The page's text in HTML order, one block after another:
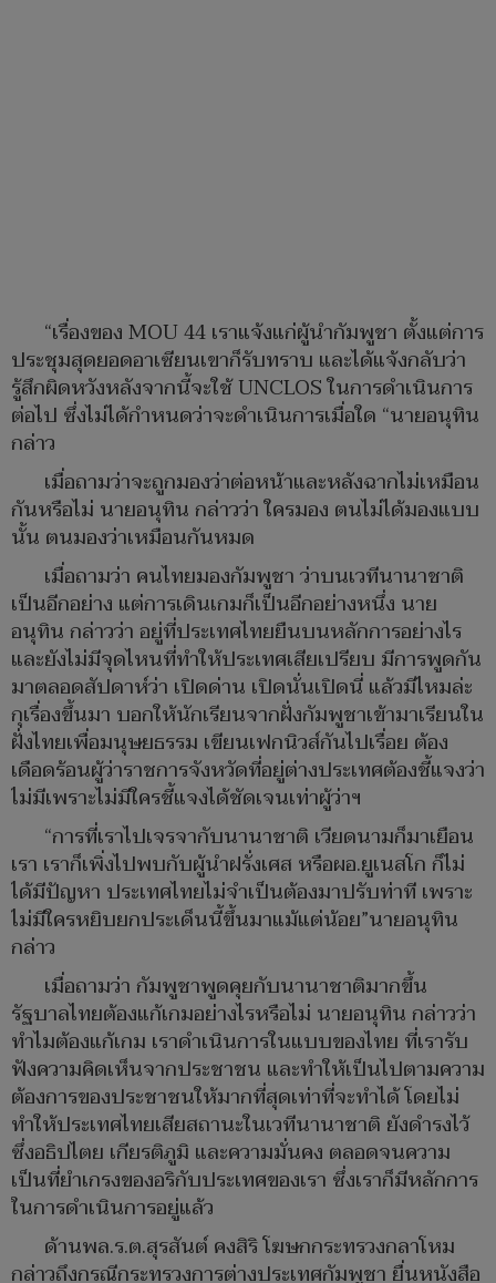
“เรื่องของ MOU 44 เราแจ้งแก่ผู้นำกัมพูชา ตั้งแต่การ
ประชุมสุดยอดอาเซียนเขาก็รับทราบ และได้แจ้งกลับว่า
รู้สึกผิดหวังหลังจากนี้จะใช้ UNCLOS ในการดำเนินการ
ต่อไป ซึ่งไม่ได้กำหนดว่าจะดำเนินการเมื่อใด “นายอนุทิน
กล่าว
เมื่อถามว่าจะถูกมองว่าต่อหน้าและหลังฉากไม่เหมือน
กันหรือไม่ นายอนุทิน กล่าวว่า ใครมอง ตนไม่ได้มองแบบ
นั้น ตนมองว่าเหมือนกันหมด
เมื่อถามว่า คนไทยมองกัมพูชา ว่าบนเวทีนานาชาติ
เป็นอีกอย่าง แต่การเดินเกมก็เป็นอีกอย่างหนึ่ง นาย
อนุทิน กล่าวว่า อยู่ที่ประเทศไทยยืนบนหลักการอย่างไร
และยังไม่มีจุดไหนที่ทำให้ประเทศเสียเปรียบ มีการพูดกัน
มาตลอดสัปดาห์ว่า เปิดด่าน เปิดนั่นเปิดนี่ แล้วมีไหมล่ะ
กุเรื่องขึ้นมา บอกให้นักเรียนจากฝั่งกัมพูชาเข้ามาเรียนใน
ฝั่งไทยเพื่อมนุษยธรรม เขียนเฟกนิวส์กันไปเรื่อย ต้อง
เดือดร้อนผู้ว่าราชการจังหวัดที่อยู่ต่างประเทศต้องชี้แจงว่า
ไม่มีเพราะไม่มีใครชี้แจงได้ชัดเจนเท่าผู้ว่าฯ
“การที่เราไปเจรจากับนานาชาติ เวียดนามก็มาเยือน
เรา เราก็เพิ่งไปพบกับผู้นำฝรั่งเศส หรือผอ.ยูเนสโก ก็ไม่
ได้มีปัญหา ประเทศไทยไม่จำเป็นต้องมาปรับท่าที เพราะ
ไม่มีใครหยิบยกประเด็นนี้ขึ้นมาแม้แต่น้อย”นายอนุทิน
กล่าว
เมื่อถามว่า กัมพูชาพูดคุยกับนานาชาติมากขึ้น
รัฐบาลไทยต้องแก้เกมอย่างไรหรือไม่ นายอนุทิน กล่าวว่า
ทำไมต้องแก้เกม เราดำเนินการในแบบของไทย ที่เรารับ
ฟังความคิดเห็นจากประชาชน และทำให้เป็นไปตามความ
ต้องการของประชาชนให้มากที่สุดเท่าที่จะทำได้ โดยไม่
ทำให้ประเทศไทยเสียสถานะในเวทีนานาชาติ ยังดำรงไว้
ซึ่งอธิปไตย เกียรติภูมิ และความมั่นคง ตลอดจนความ
เป็นที่ยำเกรงของอริกับประเทศของเรา ซึ่งเราก็มีหลักการ
ในการดำเนินการอยู่แล้ว
ด้านพล.ร.ต.สุรสันต์ คงสิริ โฆษกกระทรวงกลาโหม
กล่าวถึงกรณีกระทรวงการต่างประเทศกัมพูชา ยื่นหนังสือ